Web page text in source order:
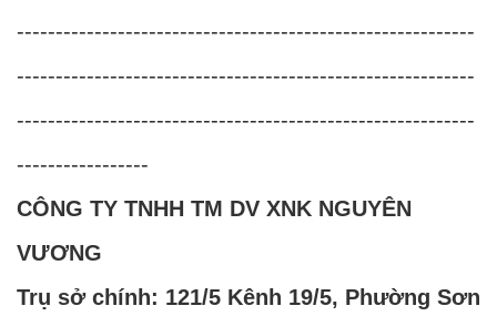
-----------------------------------------------------------
-----------------------------------------------------------
-----------------------------------------------------------
-----------------
CÔNG TY TNHH TM DV XNK NGUYÊN
VƯƠNG
Trụ sở chính: 121/5 Kênh 19/5, Phường Sơn